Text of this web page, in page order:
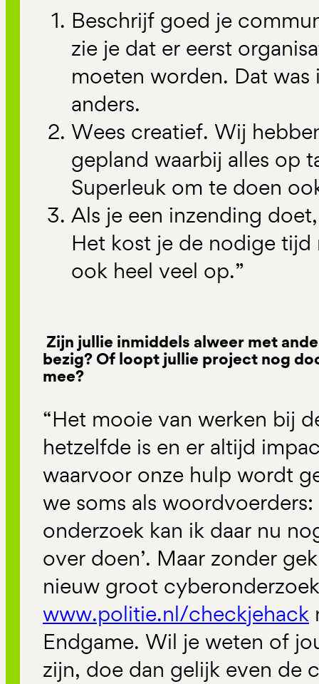
Beschrijf goed je
zie je dat er eerst
moeten worden. Dat
anders.
Wees creatief. Wij
gepland waarbij alles op
Superleuk om te doen
Als je een inzending
Het kost je de nodige
ook heel veel op.”
Zijn jullie inmiddels alweer met
bezig? Of loopt jullie project nog
mee?
“Het mooie van werken bij
hetzelfde is en er altijd
waarvoor onze hulp wordt
we soms als
onderzoek kan ik daar nu
over doen’. Maar zonder
nieuw groot
www.politie.nl/checkjehack
Endgame. Wil je weten of
zijn, doe dan gelijk even de